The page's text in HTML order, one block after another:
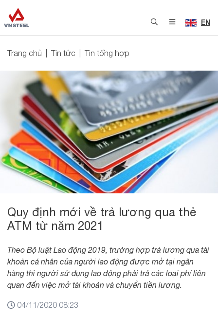
EN
Trang chủ Tin tức Tin tổng hợp
Quy định mới về trả lương qua thẻ
ATM từ năm 2021
Theo Bộ luật Lao động 2019, trường hợp trả lương qua tài
khoản cá nhân của người lao động được mở tại ngân
hàng thì người sử dụng lao động phải trả các loại phí liên
quan đến việc mở tài khoản và chuyển tiền lương.
04/11/2020 08:23